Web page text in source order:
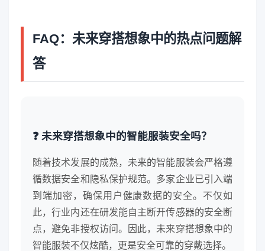
FAQ：未来穿搭想象中的热点问题解
答
❓ 未来穿搭想象中的智能服装安全吗？
随着技术发展的成熟，未来的智能服装会严格遵
循数据安全和隐私保护规范。多家企业已引入端
到端加密，确保用户健康数据的安全。不仅如
此，行业内还在研发能自主断开传感器的安全断
点，避免非授权访问。因此，未来穿搭想象中的
智能服装不仅炫酷，更是安全可靠的穿戴选择。